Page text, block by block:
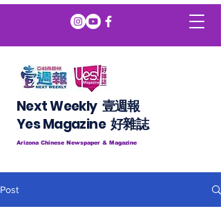
Next Weekly 壹週報
​​Yes Magazine 好雜誌
Arizona Chinese Newspaper & Magazine
Post